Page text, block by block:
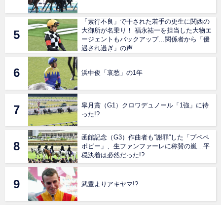
「素行不良」で干された若手の更生に関西の
大御所が名乗り！ 福永祐一を担当した大物エ
ージェントもバックアップ…関係者から「優
遇され過ぎ」の声
浜中俊「哀愁」の1年
皐月賞（G1）クロワデュノール「1強」に待
った!?
函館記念（G3）作曲者も“謝罪”した「プペペ
ポピー」、生ファンファーレに称賛の嵐…平
穏決着は必然だった!?
武豊よりアキヤマ!?